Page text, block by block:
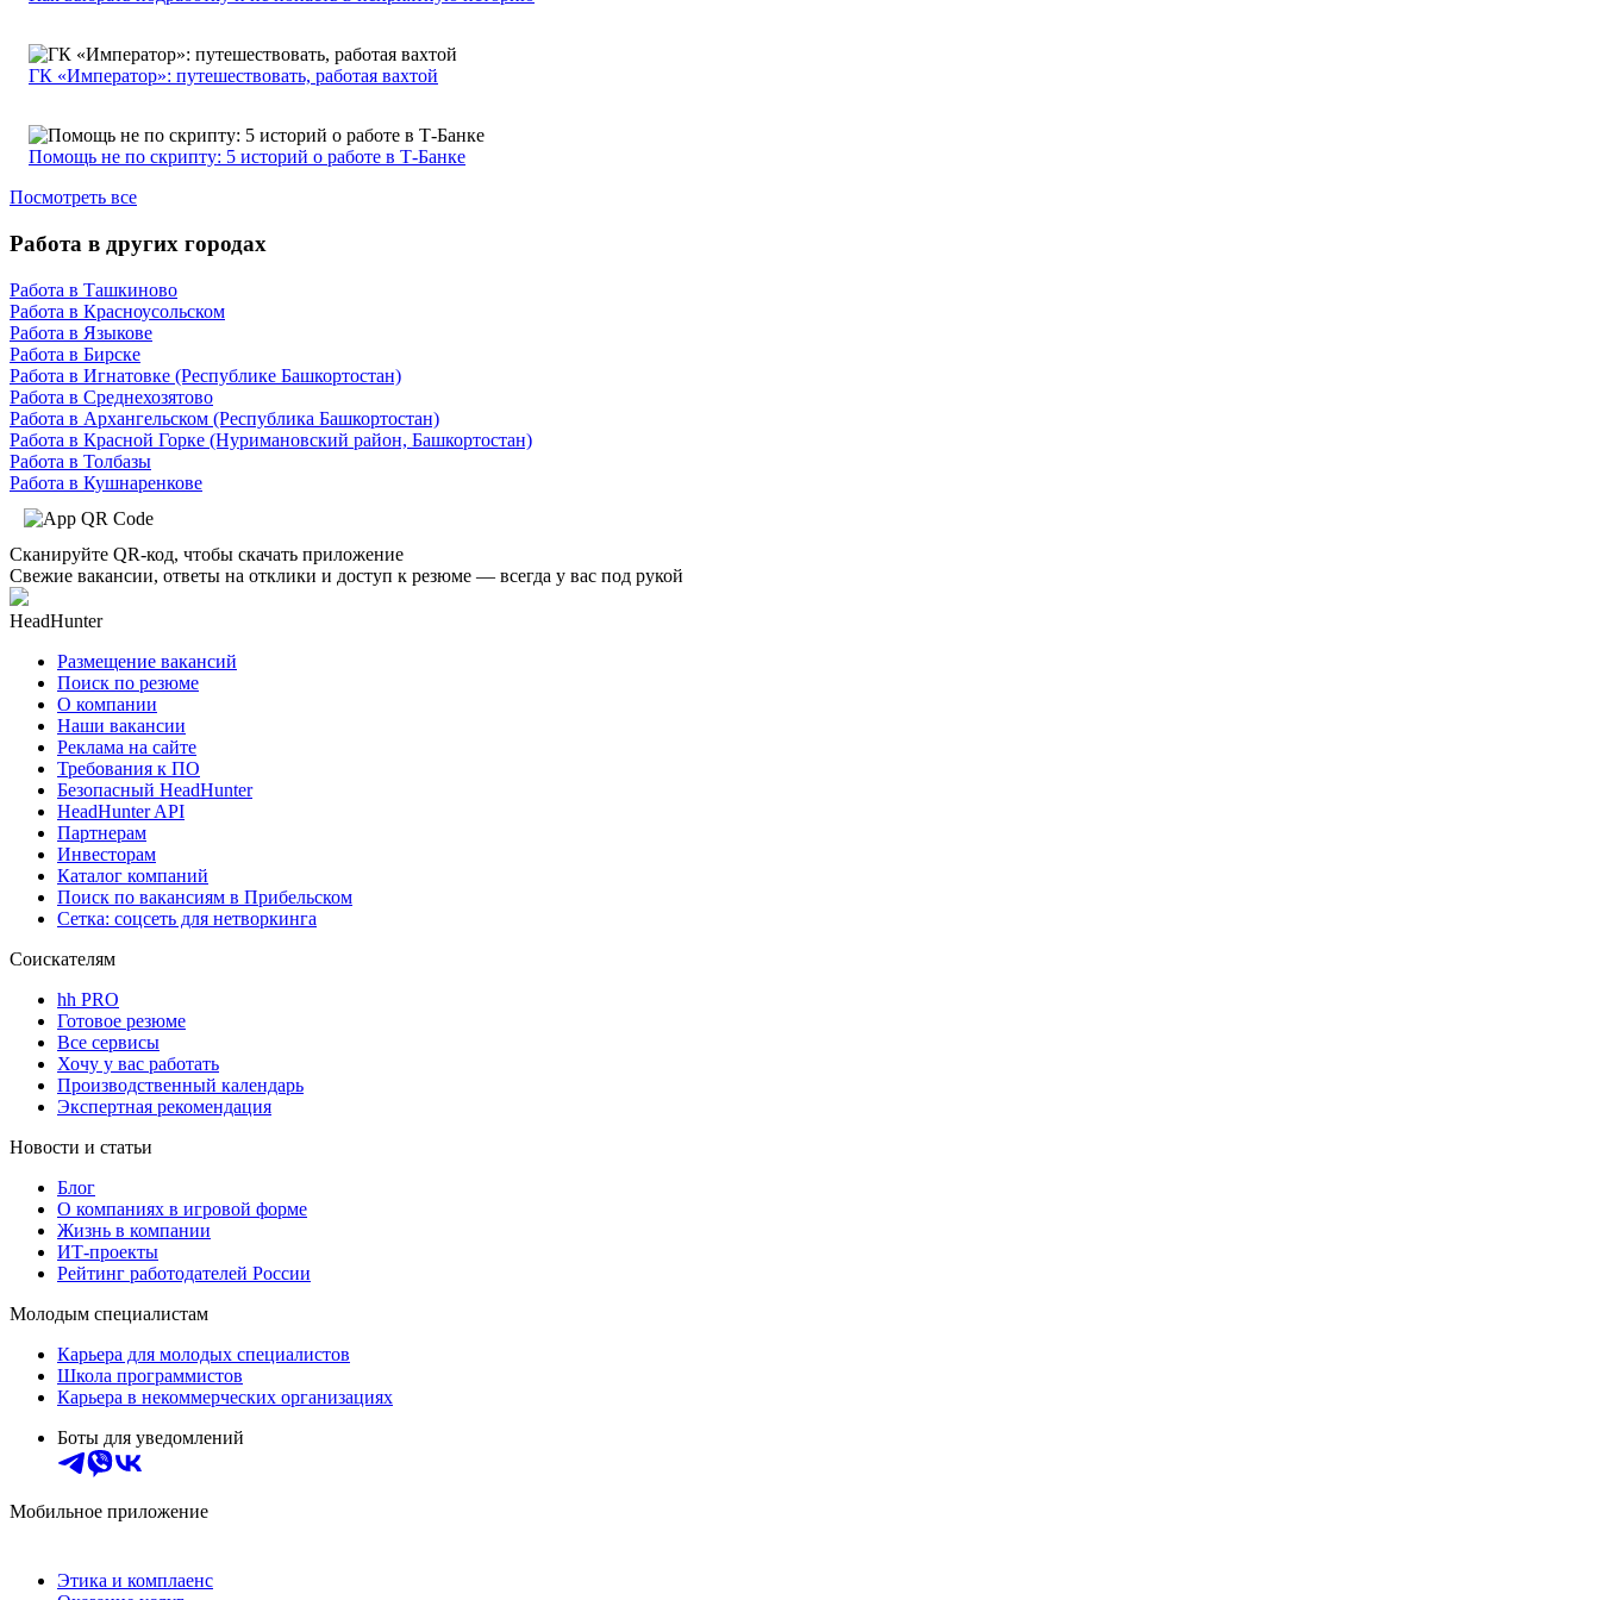
ГК «Император»: путешествовать, работая вахтой
Помощь не по скрипту: 5 историй о работе в Т-Банке
Посмотреть все
Работа в других городах
Работа в Ташкиново
Работа в Красноусольском
Работа в Языкове
Работа в Бирске
Работа в Игнатовке (Республике Башкортостан)
Работа в Среднехозятово
Работа в Архангельском (Республика Башкортостан)
Работа в Красной Горке (Нуримановский район, Башкортостан)
Работа в Толбазы
Работа в Кушнаренкове
Сканируйте QR-код, чтобы скачать приложение
Свежие вакансии, ответы на отклики и доступ к резюме — всегда у вас под рукой
HeadHunter
Размещение вакансий
Поиск по резюме
О компании
Наши вакансии
Реклама на сайте
Требования к ПО
Безопасный HeadHunter
HeadHunter API
Партнерам
Инвесторам
Каталог компаний
Поиск по вакансиям в Прибельском
Сетка: соцсеть для нетворкинга
Соискателям
hh PRO
Готовое резюме
Все сервисы
Хочу у вас работать
Производственный календарь
Экспертная рекомендация
Новости и статьи
Блог
О компаниях в игровой форме
Жизнь в компании
ИТ-проекты
Рейтинг работодателей России
Молодым специалистам
Карьера для молодых специалистов
Школа программистов
Карьера в некоммерческих организациях
Боты для уведомлений
Мобильное приложение
Этика и комплаенс